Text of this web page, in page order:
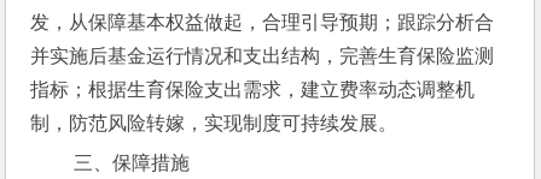
发，从保障基本权益做起，合理引导预期；跟踪分析合
并实施后基金运行情况和支出结构，完善生育保险监测
指标；根据生育保险支出需求，建立费率动态调整机
制，防范风险转嫁，实现制度可持续发展。
三、保障措施